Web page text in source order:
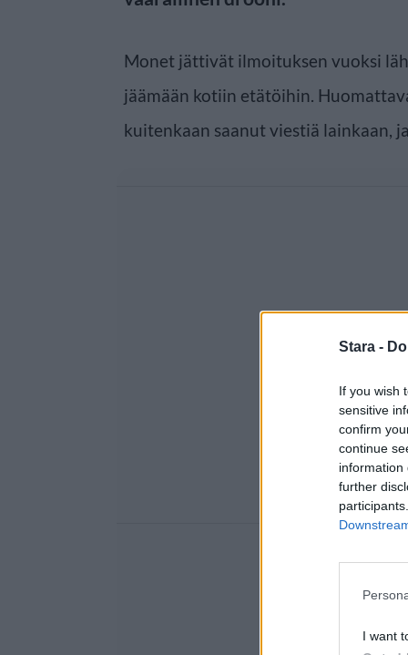
Stara -
If you wish
sensitive
confirm
continue
information
further
I want
Monet jättivät ilmoituksen vuoksi
jäämään kotiin etätöihin.
kuitenkaan saanut viestiä lainkaan,